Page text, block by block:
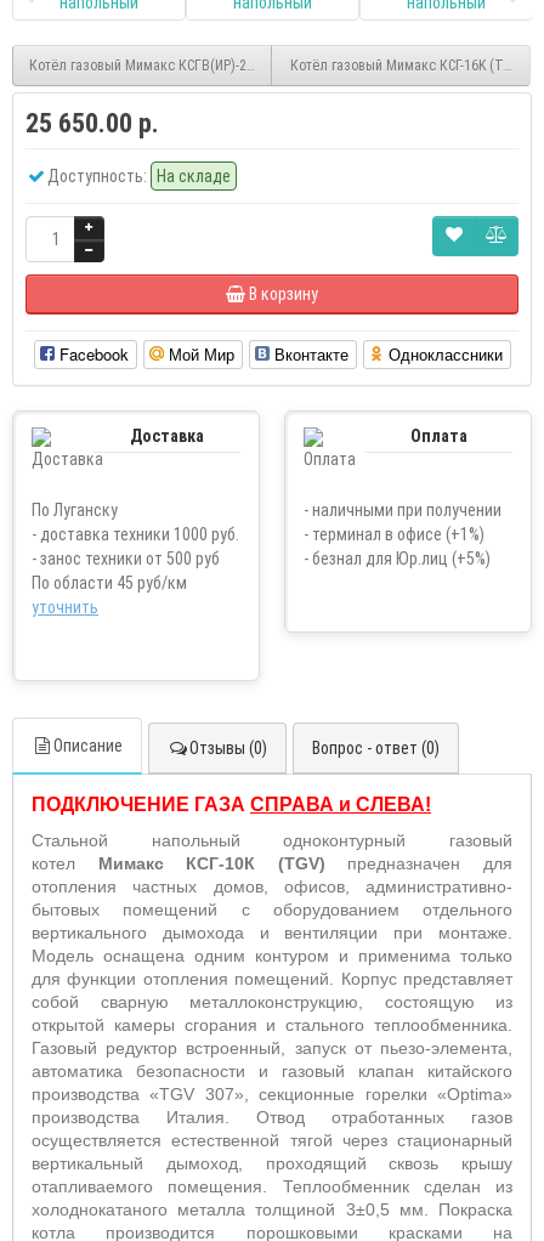
Котёл газовый Мимакс КСГВ(ИР)-20 (Sit) напольныйКотёл газовый Мимакс КСГ-16K (TGV)
25 650.00 р.
Доступность: На складе
В корзину
Facebook Мой Мир Вконтакте Одноклассники
Доставка
По Луганску
- доставка техники 1000 руб.
- занос техники от 500 руб
По области 45 руб/км
уточнить
Оплата
- наличными при получении
- терминал в офисе (+1%)
- безнал для Юр.лиц (+5%)
Описание Отзывы (0) Вопрос - ответ (0)
ПОДКЛЮЧЕНИЕ ГАЗА СПРАВА и СЛЕВА!
Стальной напольный одноконтурный газовый
котел Мимакс КСГ-10К (TGV) предназначен для
отопления частных домов, офисов, административно-
бытовых помещений с оборудованием отдельного
вертикального дымохода и вентиляции при монтаже.
Модель оснащена одним контуром и применима только
для функции отопления помещений. Корпус представляет
собой сварную металлоконструкцию, состоящую из
открытой камеры сгорания и стального теплообменника.
Газовый редуктор встроенный, запуск от пьезо-элемента,
автоматика безопасности и газовый клапан китайского
производства «TGV 307», секционные горелки «Optima»
производства Италия. Отвод отработанных газов
осуществляется естественной тягой через стационарный
вертикальный дымоход, проходящий сквозь крышу
отапливаемого помещения. Теплообменник сделан из
холоднокатаного металла толщиной 3±0,5 мм. Покраска
котла производится порошковыми красками на